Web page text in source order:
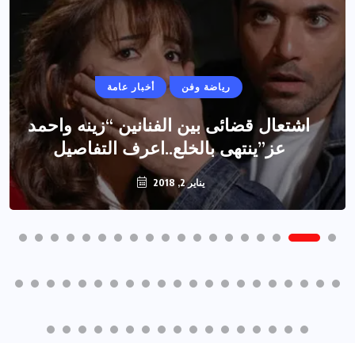
أخبار عامة رياضة وفن
اشتعال قضائى بين الفنانين “زينه واحمد
عز”ينتهى بالخلع..اعرف التفاصيل
يناير 2, 2018